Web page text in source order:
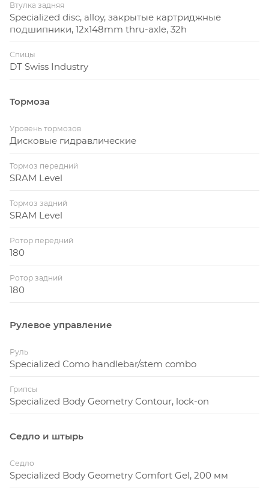
Втулка задняя
Specialized disc, alloy, закрытые картриджные
подшипники, 12x148mm thru-axle, 32h
Спицы
DT Swiss Industry
Тормоза
Уровень тормозов
Дисковые гидравлические
Тормоз передний
SRAM Level
Тормоз задний
SRAM Level
Ротор передний
180
Ротор задний
180
Рулевое управление
Руль
Specialized Como handlebar/stem combo
Грипсы
Specialized Body Geometry Contour, lock-on
Седло и штырь
Седло
Specialized Body Geometry Comfort Gel, 200 мм